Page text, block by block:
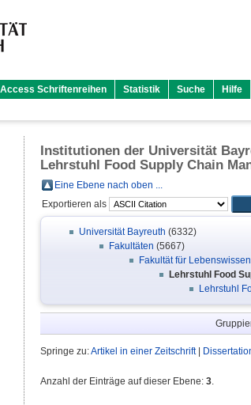
Schriftenreihen Statistik Suche Hilfe
Institutionen der Universität
Lehrstuhl Food Supply Chain
Eine Ebene nach oben ...
Exportieren als
Universität Bayreuth (6332)
Fakultäten (5667)
Fakultät für
Lehrstuhl Food
Lehrstuhl
Springe zu:Artikel in einer Zeitschrift|
Anzahl der Einträge auf dieser Ebene: 3.